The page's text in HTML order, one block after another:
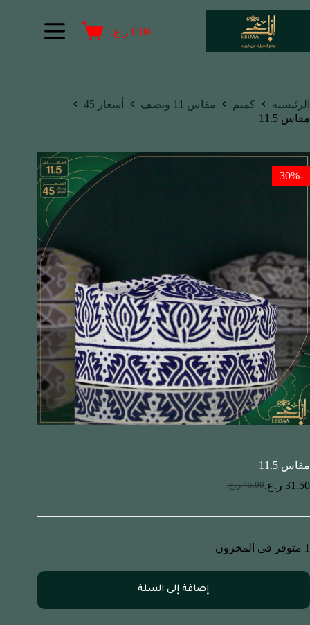
0.00 ر.ع.
الرئيسية كميم مقاس 11 ونصف
أسعار 45
مقاس 11.5
-30%
مقاس 11.5
45.00 ر.ع. 31.50 ر.ع.
1 متوفر في المخزون
إضافة إلى السلة